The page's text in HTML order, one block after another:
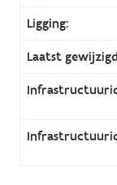
Ligging:
Laatst